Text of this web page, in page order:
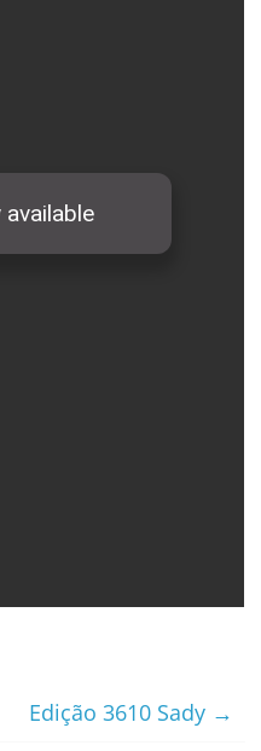
Edição 3610 Sady →